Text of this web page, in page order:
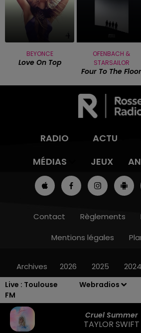
Live : Toulouse
FM
Webradios
Cruel Summer
TAYLOR SWIFT
BEYONCE
Love On Top
OFENBACH &
STARSAILOR
Four To The Floor
RADIO ACTU
MÉDIAS
JEUX
Contact Règlements
Mentions légales
Archives 2026 2025 2024